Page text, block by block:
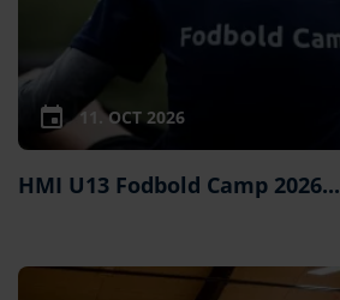
11. OCT 2026
HMI U13 Fodbold Camp 2026...